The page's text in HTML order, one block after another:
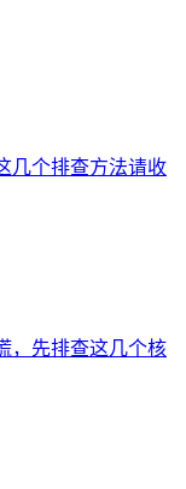
几个排查方法请收
，先排查这几个核